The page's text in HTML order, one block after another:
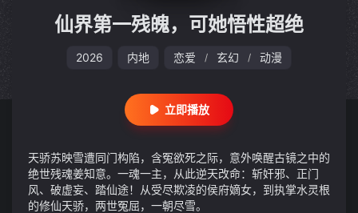
仙界第一残魄，可她悟性超绝
2026 内地 恋爱 / 玄幻 / 动漫
立即播放
天骄苏映雪遭同门构陷，含冤欲死之际，意外唤醒古镜之中的
绝世残魂姜知意。一魂一主，从此逆天改命：斩奸邪、正门
风、破虚妄、踏仙途！从受尽欺凌的侯府嫡女，到执掌水灵根
的修仙天骄，两世冤屈，一朝尽雪。